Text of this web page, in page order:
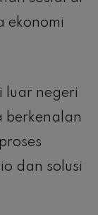
ekonomi
luar negeri
berkenalan
dan solusi